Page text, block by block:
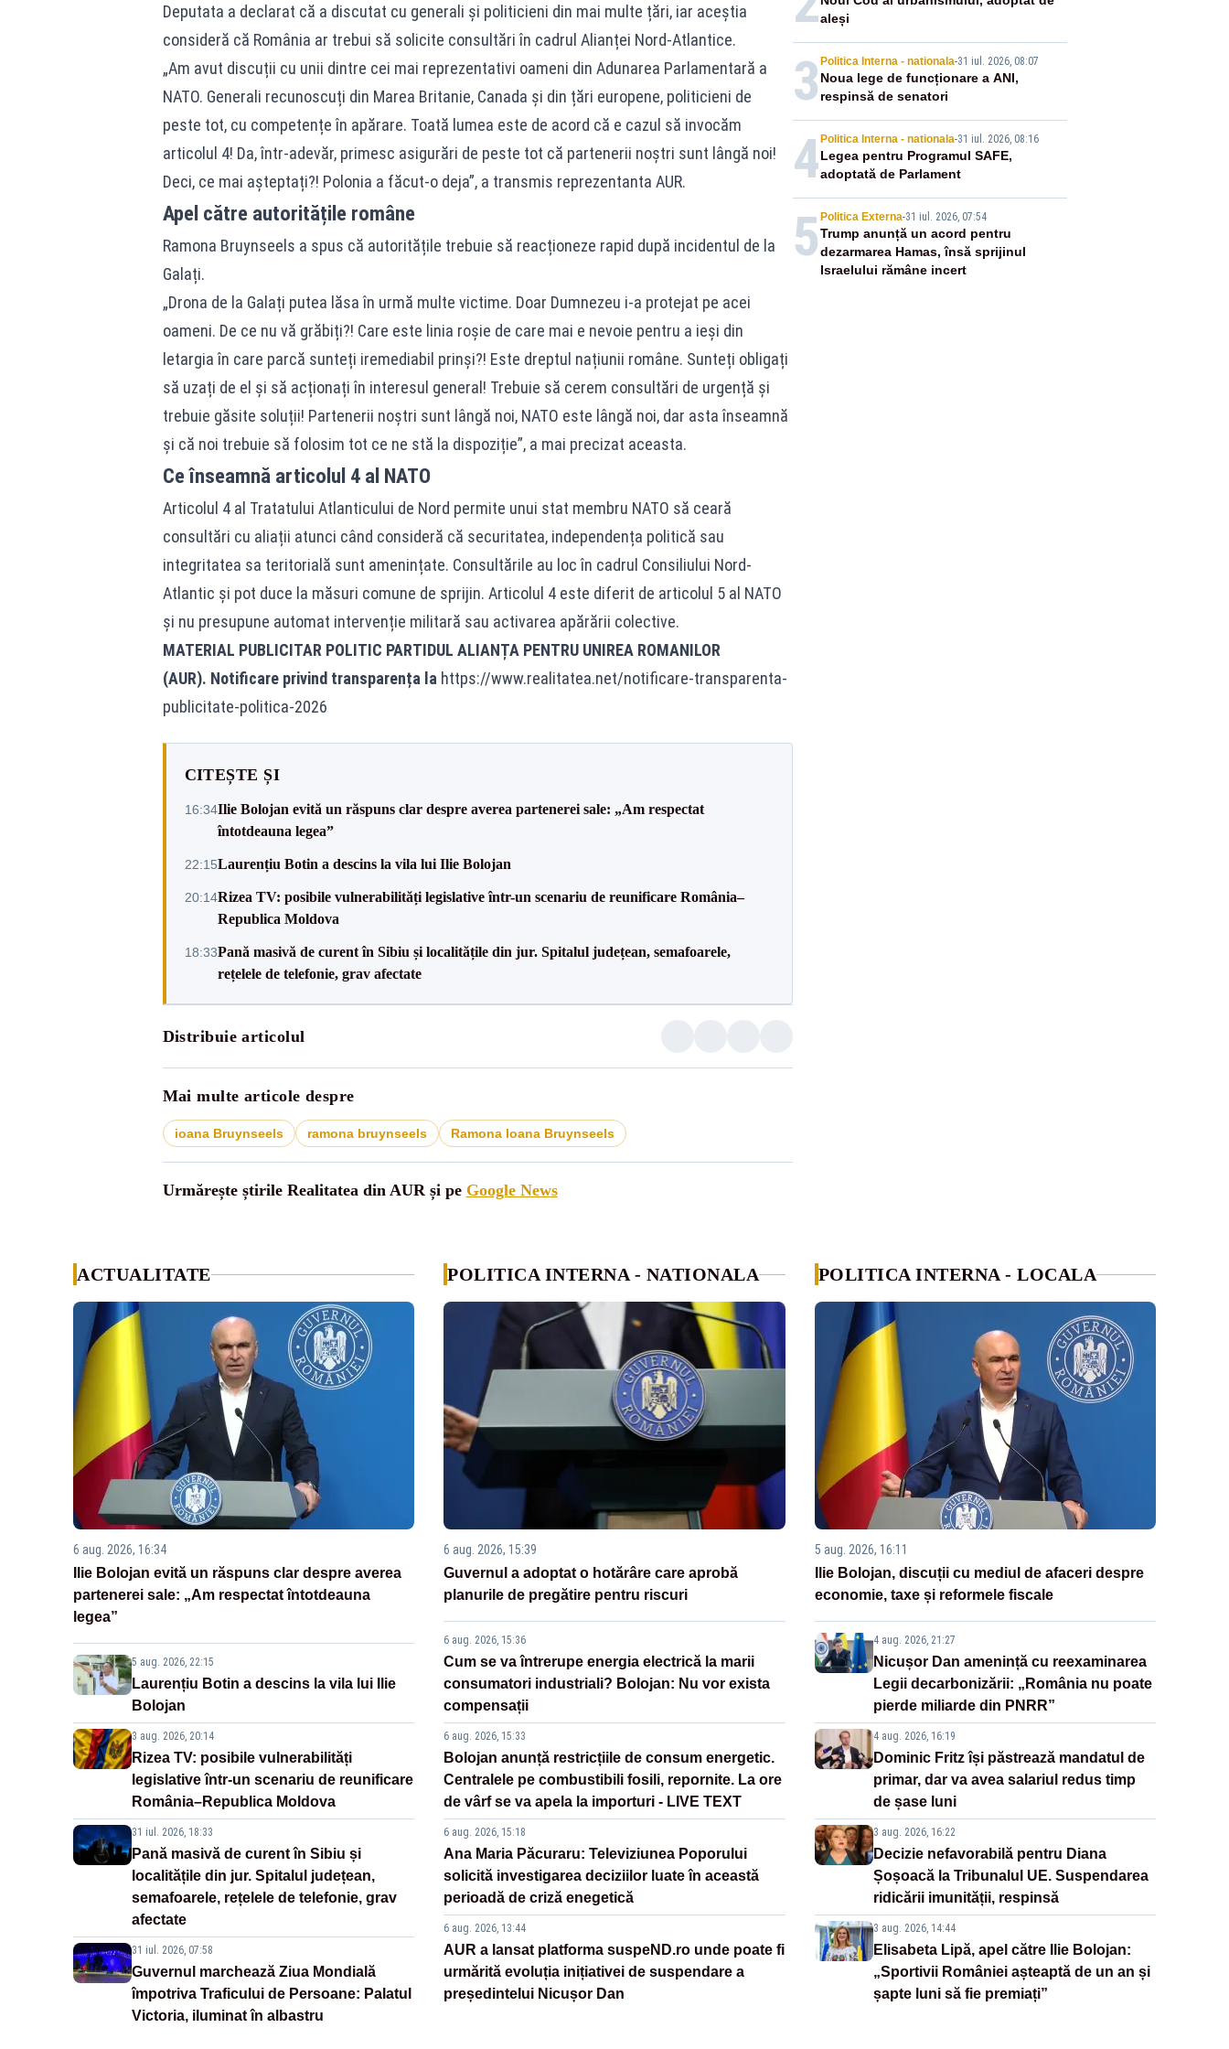
Deputata a declarat că a discutat cu generali și politicieni din mai multe țări, iar aceștia
consideră că România ar trebui să solicite consultări în cadrul Alianței Nord-Atlantice.
„Am avut discuții cu unii dintre cei mai reprezentativi oameni din Adunarea Parlamentară a
NATO. Generali recunoscuți din Marea Britanie, Canada și din țări europene, politicieni de
peste tot, cu competențe în apărare. Toată lumea este de acord că e cazul să invocăm
articolul 4! Da, într-adevăr, primesc asigurări de peste tot că partenerii noștri sunt lângă noi!
Deci, ce mai așteptați?! Polonia a făcut-o deja”, a transmis reprezentanta AUR.
Apel către autoritățile române
Ramona Bruynseels a spus că autoritățile trebuie să reacționeze rapid după incidentul de la
Galați.
„Drona de la Galați putea lăsa în urmă multe victime. Doar Dumnezeu i-a protejat pe acei
oameni. De ce nu vă grăbiți?! Care este linia roșie de care mai e nevoie pentru a ieși din
letargia în care parcă sunteți iremediabil prinși?! Este dreptul națiunii române. Sunteți obligați
să uzați de el și să acționați în interesul general! Trebuie să cerem consultări de urgență și
trebuie găsite soluții! Partenerii noștri sunt lângă noi, NATO este lângă noi, dar asta înseamnă
și că noi trebuie să folosim tot ce ne stă la dispoziție”, a mai precizat aceasta.
Ce înseamnă articolul 4 al NATO
Articolul 4 al Tratatului Atlanticului de Nord permite unui stat membru NATO să ceară
consultări cu aliații atunci când consideră că securitatea, independența politică sau
integritatea sa teritorială sunt amenințate. Consultările au loc în cadrul Consiliului Nord-
Atlantic și pot duce la măsuri comune de sprijin. Articolul 4 este diferit de articolul 5 al NATO
și nu presupune automat intervenție militară sau activarea apărării colective.
MATERIAL PUBLICITAR POLITIC PARTIDUL ALIANȚA PENTRU UNIREA ROMANILOR
(AUR). Notificare privind transparența la https://www.realitatea.net/notificare-transparenta-
publicitate-politica-2026
CITEȘTE ȘI
16:34Ilie Bolojan evită un răspuns clar despre averea partenerei sale: „Am respectat
întotdeauna legea”
22:15Laurențiu Botin a descins la vila lui Ilie Bolojan
20:14Rizea TV: posibile vulnerabilități legislative într-un scenariu de reunificare România–
Republica Moldova
18:33Pană masivă de curent în Sibiu și localitățile din jur. Spitalul județean, semafoarele,
rețelele de telefonie, grav afectate
Distribuie articolul
Mai multe articole despre
ioana Bruynseels ramona bruynseels Ramona Ioana Bruynseels
Urmărește știrile Realitatea din AUR și pe Google News
aleși
3 Politica Interna - nationala-31 iul. 2026, 08:07
Noua lege de funcționare a ANI,
respinsă de senatori
4 Politica Interna - nationala-31 iul. 2026, 08:16
Legea pentru Programul SAFE,
adoptată de Parlament
5 Politica Externa-31 iul. 2026, 07:54
Trump anunță un acord pentru
dezarmarea Hamas, însă sprijinul
Israelului rămâne incert
ACTUALITATE
6 aug. 2026, 16:34
Ilie Bolojan evită un răspuns clar despre averea
partenerei sale: „Am respectat întotdeauna
legea”
5 aug. 2026, 22:15
Laurențiu Botin a descins la vila lui Ilie
Bolojan
3 aug. 2026, 20:14
Rizea TV: posibile vulnerabilități
legislative într-un scenariu de reunificare
România–Republica Moldova
31 iul. 2026, 18:33
Pană masivă de curent în Sibiu și
localitățile din jur. Spitalul județean,
semafoarele, rețelele de telefonie, grav
afectate
31 iul. 2026, 07:58
Guvernul marchează Ziua Mondială
împotriva Traficului de Persoane: Palatul
Victoria, iluminat în albastru
POLITICA INTERNA - NATIONALA
6 aug. 2026, 15:39
Guvernul a adoptat o hotărâre care aprobă
planurile de pregătire pentru riscuri
6 aug. 2026, 15:36
Cum se va întrerupe energia electrică la marii
consumatori industriali? Bolojan: Nu vor exista
compensații
6 aug. 2026, 15:33
Bolojan anunță restricțiile de consum energetic.
Centralele pe combustibili fosili, repornite. La ore
de vârf se va apela la importuri - LIVE TEXT
6 aug. 2026, 15:18
Ana Maria Păcuraru: Televiziunea Poporului
solicită investigarea deciziilor luate în această
perioadă de criză enegetică
6 aug. 2026, 13:44
AUR a lansat platforma suspeND.ro unde poate fi
urmărită evoluția inițiativei de suspendare a
președintelui Nicușor Dan
POLITICA INTERNA - LOCALA
5 aug. 2026, 16:11
Ilie Bolojan, discuții cu mediul de afaceri despre
economie, taxe și reformele fiscale
4 aug. 2026, 21:27
Nicușor Dan amenință cu reexaminarea
Legii decarbonizării: „România nu poate
pierde miliarde din PNRR”
4 aug. 2026, 16:19
Dominic Fritz își păstrează mandatul de
primar, dar va avea salariul redus timp
de șase luni
3 aug. 2026, 16:22
Decizie nefavorabilă pentru Diana
Șoșoacă la Tribunalul UE. Suspendarea
ridicării imunității, respinsă
3 aug. 2026, 14:44
Elisabeta Lipă, apel către Ilie Bolojan:
„Sportivii României așteaptă de un an și
șapte luni să fie premiați”